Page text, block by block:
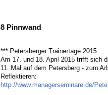
8 Pinnwand
*** Petersberger Trainertage 2015
Am 17. und 18. April 2015 trifft sich
11. Mal auf dem Petersberg - zum
Reflektieren:
http://www.managerseminare.de/